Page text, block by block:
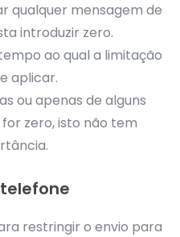
qualquer mensagem de
introduzir zero.
ao qual a limitação
aplicar.
ou apenas de alguns
zero, isto não tem
restringir o envio para